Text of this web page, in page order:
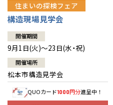
住まいの探検フェア
構造現場見学会
開催期間
9月1日(火)～23日(水・祝)
開催場所
松本市構造見学会
QUOカード1000円分進呈中！